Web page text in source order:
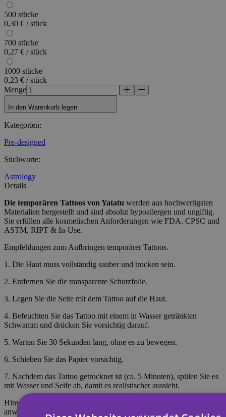
500 stücke
0,30 € / stück
700 stücke
0,27 € / stück
1000 stücke
0,23 € / stück
Menge
In den Warenkorb legen
Kategorien:
Pre-designed
Stichworte:
Astrology
Details
Die temporären Tattoos von Yatatu werden aus hochwertigsten
Materialien hergestellt und sind absolut hypoallergen und ungiftig.
Sie erfüllen alle kosmetischen Anforderungen wie FDA, CPSC und
ASTM, RIPT & In-Use.
Empfehlungen zum Aufbringen temporärer Tattoos.
1. Die Haut muss vollständig sauber und trocken sein.
2. Entfernen Sie die transparente Schutzfolie.
3. Legen Sie die Seite mit dem Tattoo auf die Haut.
4. Befeuchten Sie das Tattoo mit einem in Wasser getränkten
Schwamm und drücken Sie vorsichtig darauf.
5. Warten Sie 30 Sekunden lang, ohne es zu bewegen.
6. Schieben Sie das Papier vorsichtig.
7. Nachdem das Tattoo getrocknet ist (ca. 5 Minuten), spülen Sie es
mit Wasser und Seife ab, damit es realistischer aussieht.
Hinweis: Nicht auf empfindlicher Haut oder in Augennähe
anwenden. Zum Entfernen des Tattoos mit Körperöl, Creme oder